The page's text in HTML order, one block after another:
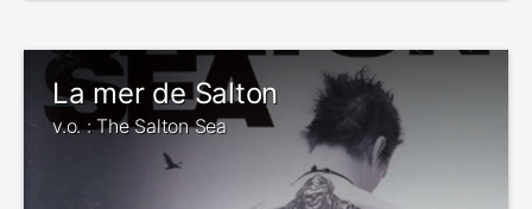
La mer de Salton
v.o. : The Salton Sea